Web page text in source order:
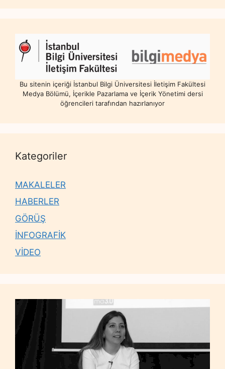
Bu sitenin içeriği İstanbul Bilgi Üniversitesi İletişim Fakültesi
Medya Bölümü, İçerikle Pazarlama ve İçerik Yönetimi dersi
öğrencileri tarafından hazırlanıyor
Kategoriler
MAKALELER
HABERLER
GÖRÜŞ
İNFOGRAFİK
VİDEO